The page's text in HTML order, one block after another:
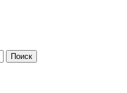
Поиск